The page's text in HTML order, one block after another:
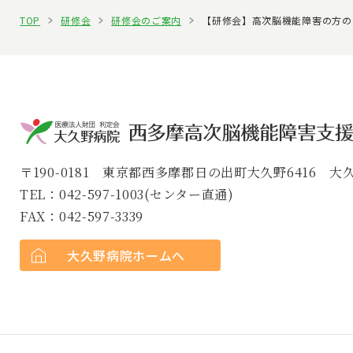
TOP 研修会 研修会のご案内 【研修会】高次脳機能障害の方
〒190-0181 東京都西多摩郡日の出町大久野6416 大
TEL：042-597-1003(センター直通)
FAX：042-597-3339
大久野病院ホームへ